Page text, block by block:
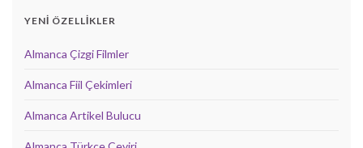
YENİ ÖZELLİKLER
Almanca Çizgi Filmler
Almanca Fiil Çekimleri
Almanca Artikel Bulucu